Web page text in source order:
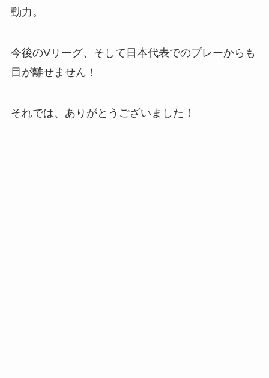
動力。
今後のVリーグ、そして日本代表でのプレーからも
目が離せません！
それでは、ありがとうございました！